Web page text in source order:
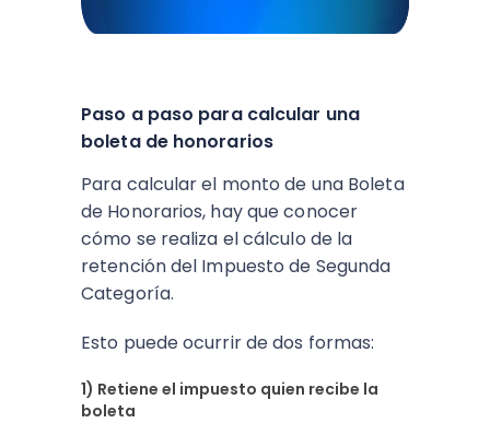
Paso a paso para calcular una
boleta de honorarios
Para calcular el monto de una Boleta
de Honorarios, hay que conocer
cómo se realiza el cálculo de la
retención del Impuesto de Segunda
Categoría.
Esto puede ocurrir de dos formas:
1) Retiene el impuesto quien recibe la
boleta